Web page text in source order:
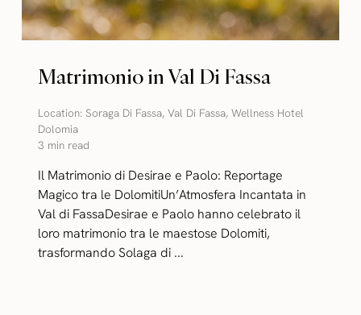
Matrimonio in Val Di Fassa
Location:Soraga Di Fassa,Val Di Fassa,Wellness Hotel
Dolomia
3 min read
Il Matrimonio di Desirae e Paolo: Reportage
Magico tra le DolomitiUn’Atmosfera Incantata in
Val di FassaDesirae e Paolo hanno celebrato il
loro matrimonio tra le maestose Dolomiti,
trasformando Solaga di ...